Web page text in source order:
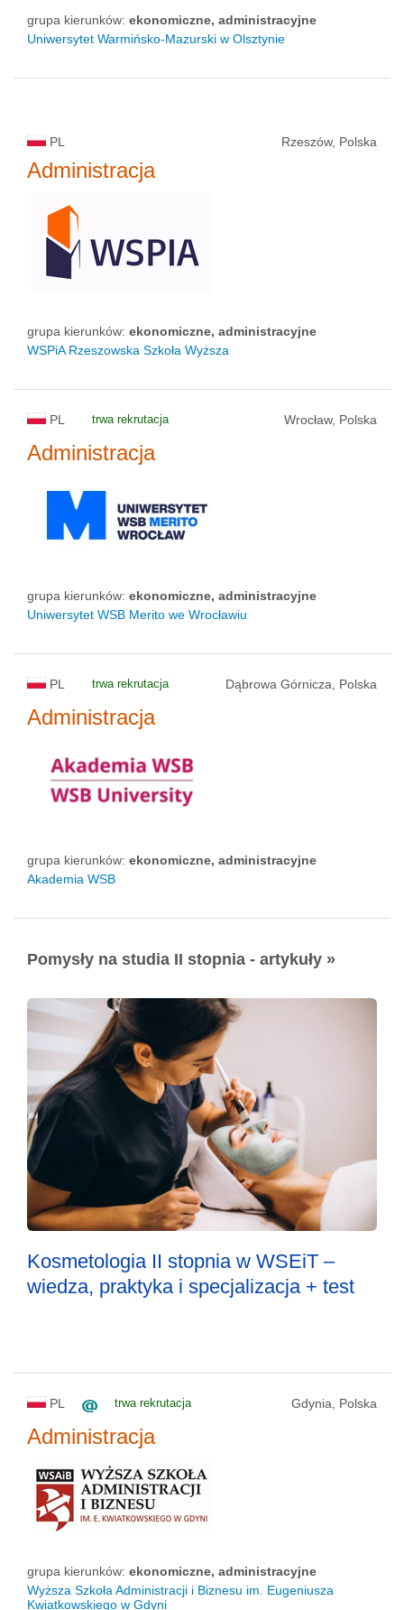
grupa kierunków: ekonomiczne, administracyjne
Uniwersytet Warmińsko-Mazurski w Olsztynie
PL Rzeszów, Polska
Administracja
grupa kierunków: ekonomiczne, administracyjne
WSPiA Rzeszowska Szkoła Wyższa
PL trwa rekrutacja Wrocław, Polska
Administracja
grupa kierunków: ekonomiczne, administracyjne
Uniwersytet WSB Merito we Wrocławiu
PL trwa rekrutacja Dąbrowa Górnicza, Polska
Administracja
grupa kierunków: ekonomiczne, administracyjne
Akademia WSB
Pomysły na studia II stopnia - artykuły »
Kosmetologia II stopnia w WSEiT –
wiedza, praktyka i specjalizacja + test
PL trwa rekrutacja Gdynia, Polska
Administracja
grupa kierunków: ekonomiczne, administracyjne
Wyższa Szkoła Administracji i Biznesu im. Eugeniusza
Kwiatkowskiego w Gdyni